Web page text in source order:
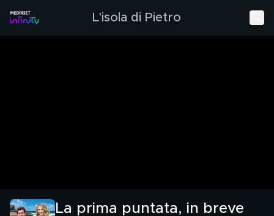
L'isola di Pietro
La prima puntata, in breve